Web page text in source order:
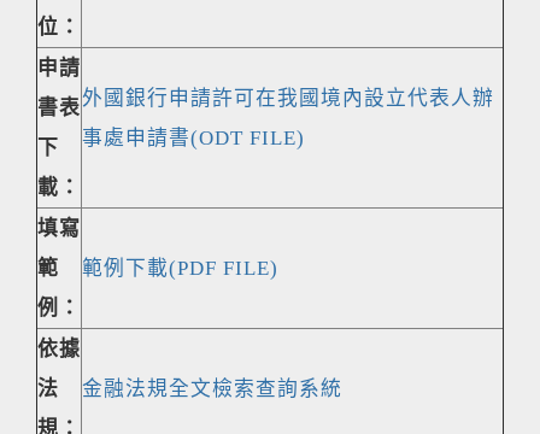
位：
申請
書表
下
載：
外國銀行申請許可在我國境內設立代表人辦
事處申請書(ODT FILE)
填寫
範
例：
範例下載(PDF FILE)
依據
法
規：
金融法規全文檢索查詢系統